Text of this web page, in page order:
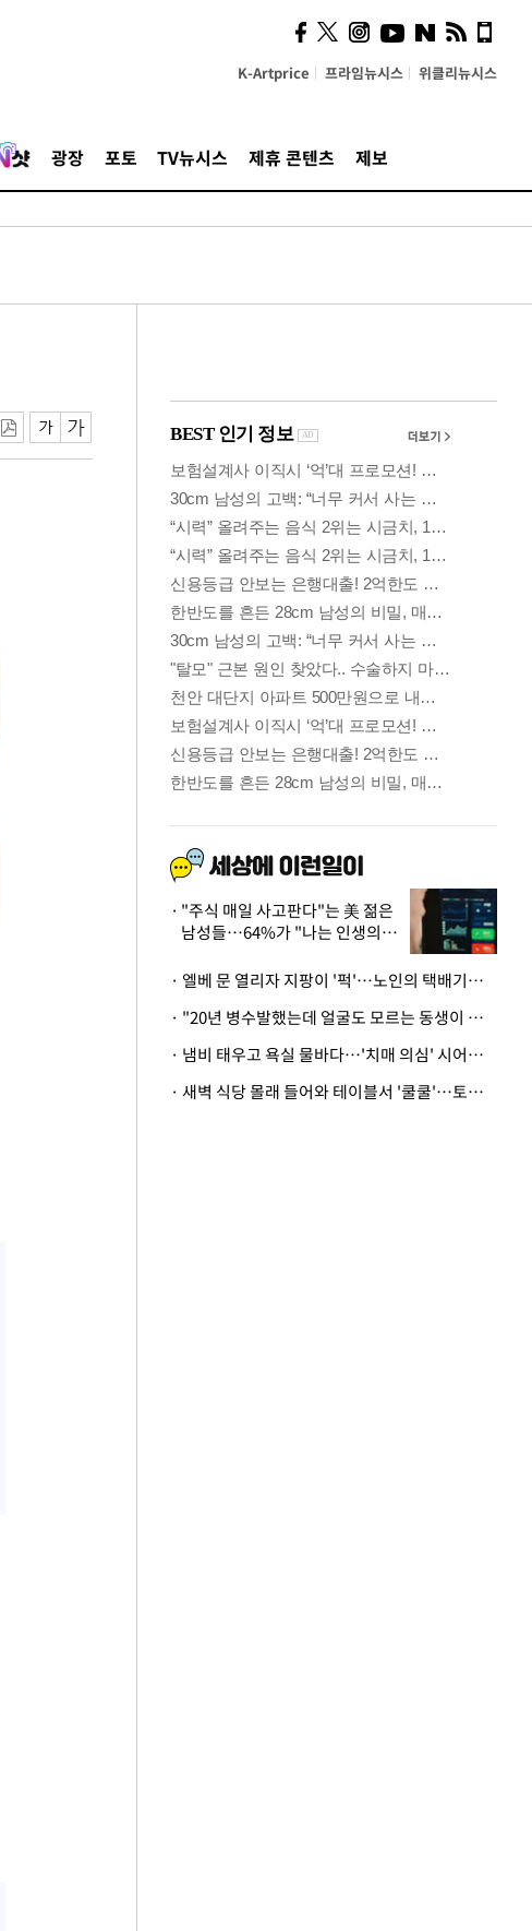
K-Artprice 프라임뉴시스 위클리뉴시스
광장 포토 TV뉴시스 제휴 콘텐츠 제보
시, 스마트폰 액세서리에
NFC 더했다
"주식 매일 사고판다"는 美 젊은
남성들…64%가 "나는 인생의
· 엘베 문 열리자 지팡이 '퍽'…노인의 택배기사 폭행 이유
· "20년 병수발했는데 얼굴도 모르는 동생이 유산 절반을"…배다른 형제 상속권 있을까
· 냄비 태우고 욕실 물바다…'치매 의심' 시어머니 검사 권유했다가 '날벼락'
· 새벽 식당 몰래 들어와 테이블서 '쿨쿨'…토사물 남기고 사라진 남성